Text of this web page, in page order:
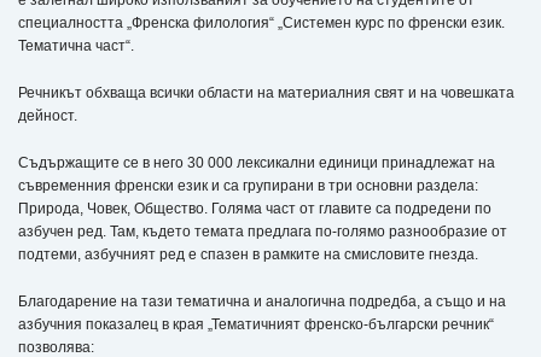
специалността „Френска филология“ „Системен курс по френски език.
Тематична част“.
Речникът обхваща всички области на материалния свят и на човешката
дейност.
Съдържащите се в него 30 000 лексикални единици принадлежат на
съвременния френски език и са групирани в три основни раздела:
Природа, Човек, Общество. Голяма част от главите са подредени по
азбучен ред. Там, където темата предлага по-голямо разнообразие от
подтеми, азбучният ред е спазен в рамките на смисловите гнезда.
Благодарение на тази тематична и аналогична подредба, а също и на
азбучния показалец в края „Тематичният френско-български речник“
позволява: